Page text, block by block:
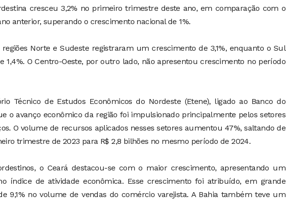
cresceu 3,2% no primeiro trimestre deste ano, em comparação com o
anterior, superando o crescimento nacional de 1%.
regiões Norte e Sudeste registraram um crescimento de 3,1%, enquanto o Sul
1,4%. O Centro-Oeste, por outro lado, não apresentou crescimento no período
Técnico de Estudos Econômicos do Nordeste (Etene), ligado ao Banco do
o avanço econômico da região foi impulsionado principalmente pelos setores
O volume de recursos aplicados nesses setores aumentou 47%, saltando de
trimestre de 2023 para R$ 2,8 bilhões no mesmo período de 2024.
o Ceará destacou-se com o maior crescimento, apresentando um
índice de atividade econômica. Esse crescimento foi atribuído, em grande
9,1% no volume de vendas do comércio varejista. A Bahia também teve um